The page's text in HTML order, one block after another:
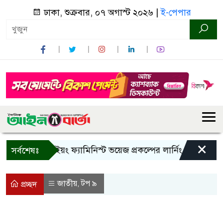
ঢাকা, শুক্রবার, ০৭ অগাস্ট ২০২৬ |ই-পেপার
সর্বশেষঃ
বান্দরবানে ইয়ং ফ্যামিনিস্ট ভয়েজ প্রকল্পের লার্নিং শেয়ারিং×
প্রচ্ছদ জাতীয়,টপ ৯